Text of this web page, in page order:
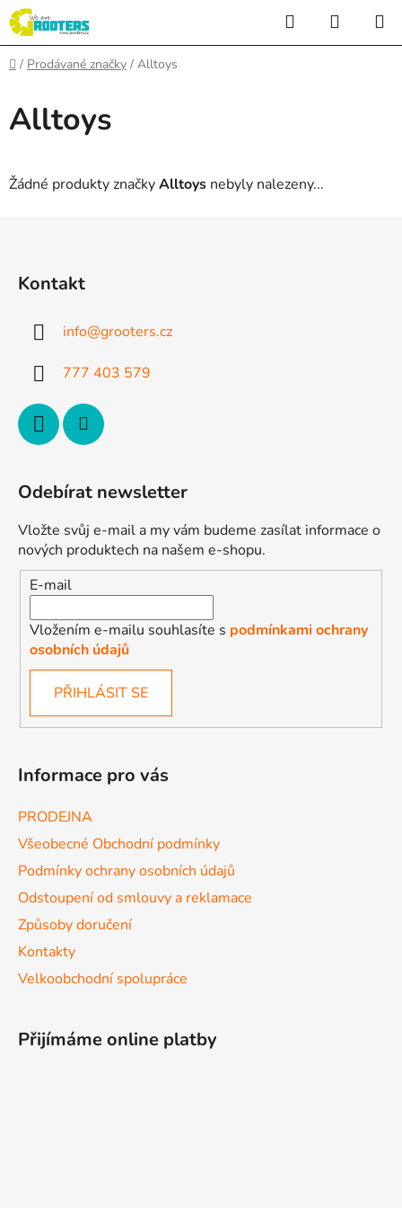
Přejít
na
obsah
Hledat
KOŠÍK
Domů
/ Prodávané značky / Alltoys
Alltoys
Žádné produkty značkyAlltoys nebyly nalezeny...
Kontakt
info@grooters.cz
777 403 579
Odebírat newsletter
Vložte svůj e-mail a my vám budeme zasílat informace o
nových produktech na našem e-shopu.
E-mail
Vložením e-mailu souhlasíte s podmínkami ochrany
osobních údajů
PŘIHLÁSIT SE
Informace pro vás
PRODEJNA
Všeobecné Obchodní podmínky
Podmínky ochrany osobních údajů
Odstoupení od smlouvy a reklamace
Způsoby doručení
Kontakty
Velkoobchodní spolupráce
Přijímáme online platby